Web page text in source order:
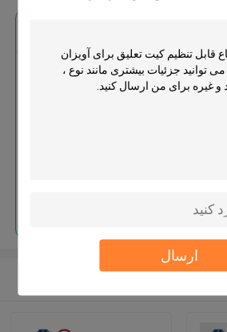
ارسال
2000 مگاوات ارتفاع قابل تنظیم
کیت تعلیق برای آویزان چراغ های